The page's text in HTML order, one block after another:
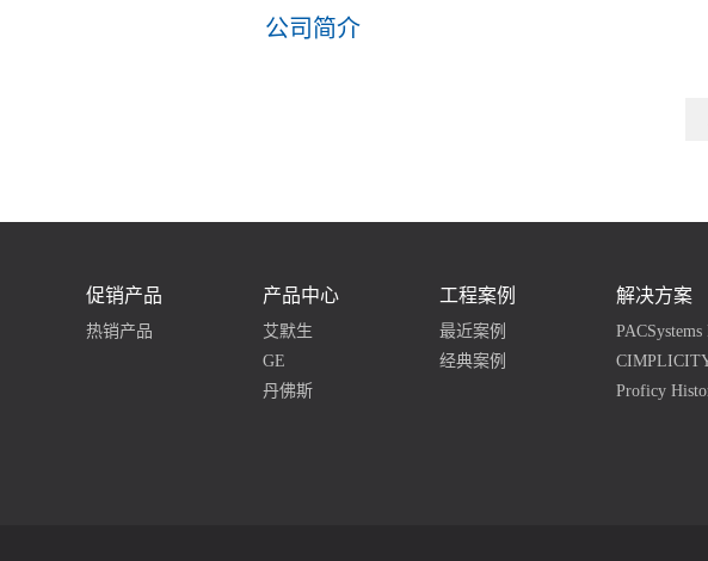
公司简介
促销产品
热销产品
产品中心
艾默生
GE
丹佛斯
工程案例
最近案例
经典案例
解决方案
Proficy